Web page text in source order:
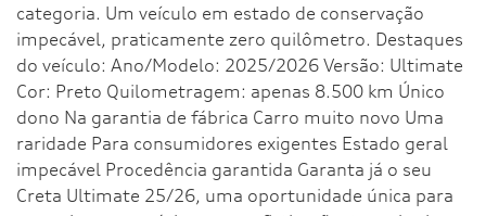
categoria. Um veículo em estado de conservação
impecável, praticamente zero quilômetro. Destaques
do veículo: Ano/Modelo: 2025/2026 Versão: Ultimate
Cor: Preto Quilometragem: apenas 8.500 km Único
dono Na garantia de fábrica Carro muito novo Uma
raridade Para consumidores exigentes Estado geral
impecável Procedência garantida Garanta já o seu
Creta Ultimate 25/26, uma oportunidade única para